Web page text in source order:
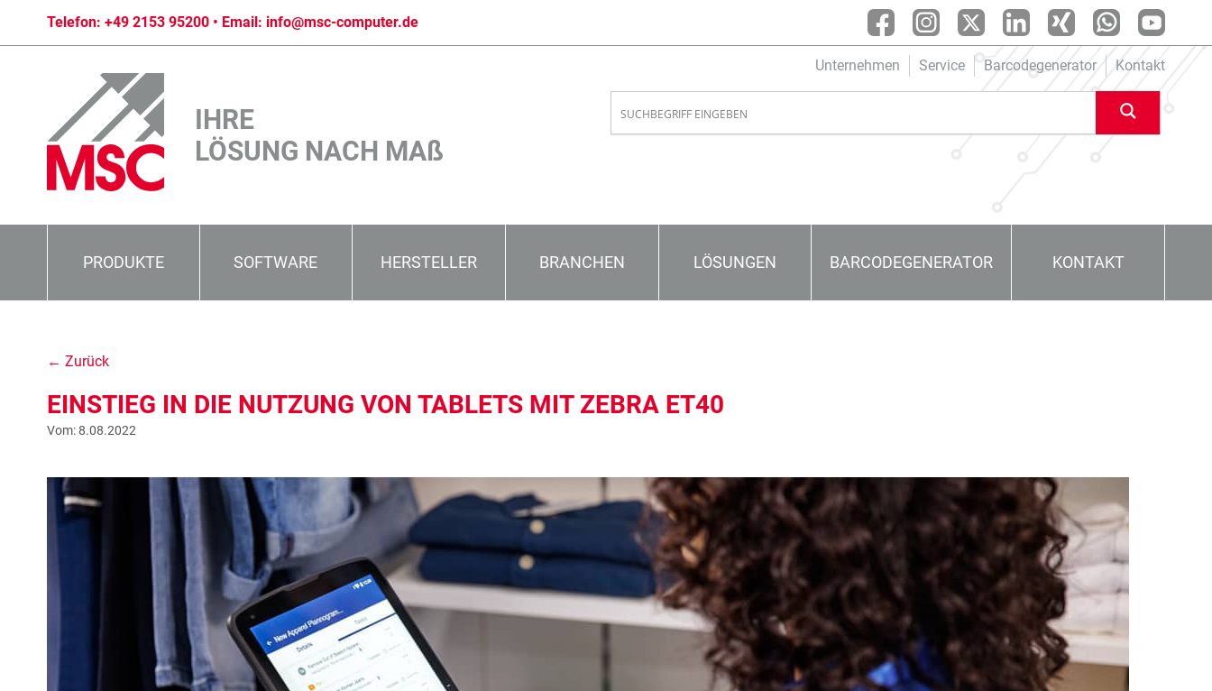
Telefon: +49 2153 95200 • Email: info@msc-computer.de
Unternehmen Service Barcodegenerator Kontakt
IHRE
LÖSUNG NACH MAß
PRODUKTE SOFTWARE HERSTELLER BRANCHEN LÖSUNGEN BARCODEGENERATOR KONTAKT
← Zurück
EINSTIEG IN DIE NUTZUNG VON TABLETS MIT ZEBRA ET40
Vom: 8.08.2022